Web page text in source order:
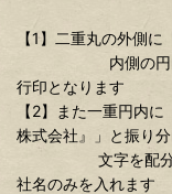
【1】二重丸の外側
内側の円内に「
行印となります
【2】また一重円内
株式会社』」と振り
文字を配分しま
社名のみを入れます